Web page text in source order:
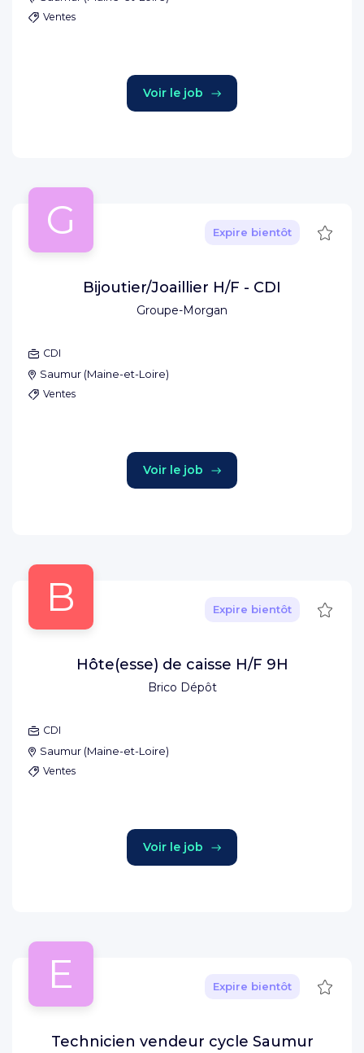
Ventes
Voir le job
G
Groupe-Morgan
Expire bientôt
Bijoutier/Joaillier H/F - CDI
CDI
Saumur (Maine-et-Loire)
Ventes
Voir le job
B
Brico Dépôt
Expire bientôt
Hôte(esse) de caisse H/F 9H
CDI
Saumur (Maine-et-Loire)
Ventes
Voir le job
E Expire bientôt
Technicien vendeur cycle Saumur